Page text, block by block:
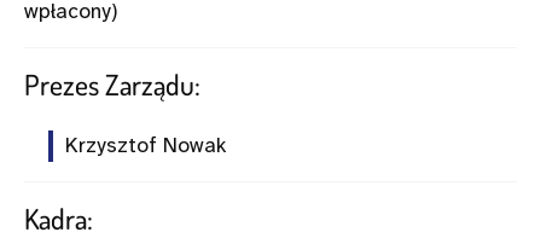
wpłacony)
Prezes Zarządu:
Krzysztof Nowak
Kadra: